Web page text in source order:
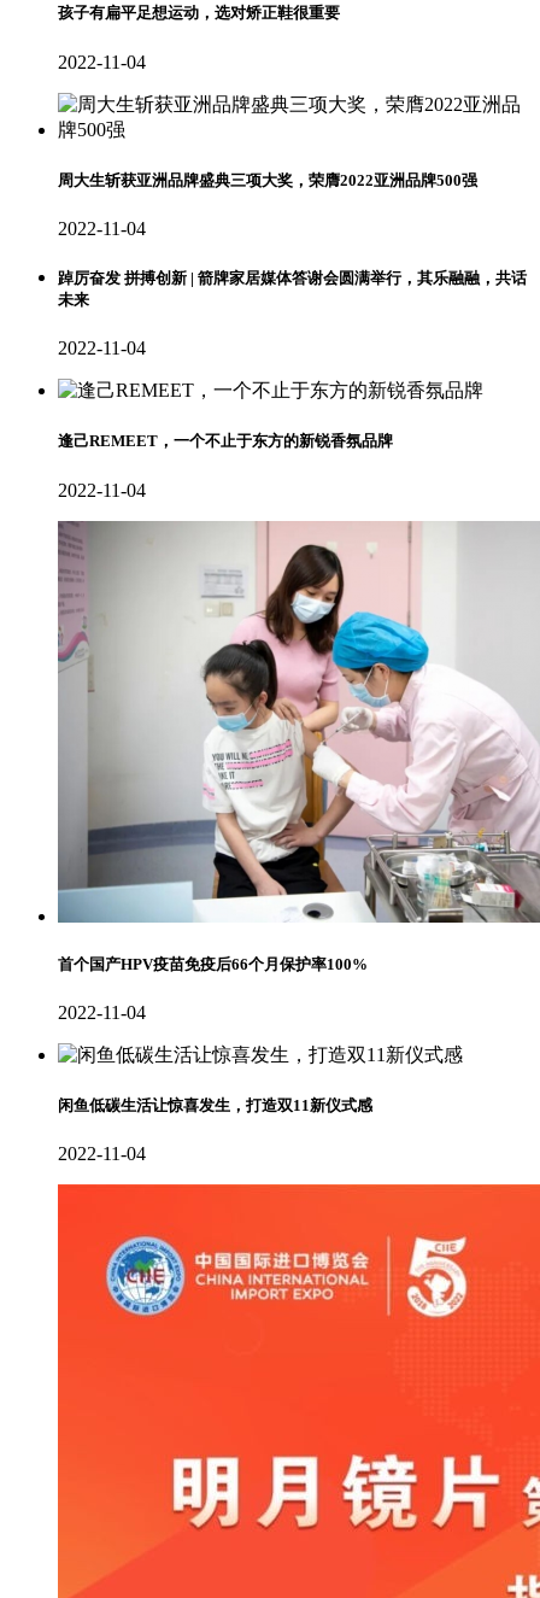
孩子有扁平足想运动，选对矫正鞋很重要
2022-11-04
周大生斩获亚洲品牌盛典三项大奖，荣膺2022亚洲品牌500强
2022-11-04
踔厉奋发 拼搏创新 | 箭牌家居媒体答谢会圆满举行，其乐融融，共话
未来
2022-11-04
逢己REMEET，一个不止于东方的新锐香氛品牌
2022-11-04
首个国产HPV疫苗免疫后66个月保护率100%
2022-11-04
闲鱼低碳生活让惊喜发生，打造双11新仪式感
2022-11-04